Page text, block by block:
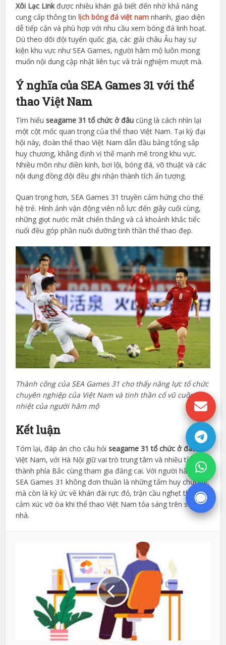
Xôi Lạc Linkđược nhiều khán giả biết đến nhờ khả năng
cung cấp thông tin lịch bóng đá việt nam nhanh, giao diện
dễ tiếp cận và phù hợp với nhu cầu xem bóng đá linh hoạt.
Dù theo dõi đội tuyển quốc gia, các giải châu Âu hay sự
kiện khu vực như SEA Games, người hâm mộ luôn mong
muốn nội dung cập nhật liên tục và trải nghiệm mượt mà.
Ý nghĩa của SEA Games 31 với thể
thao Việt Nam
Tìm hiểuseagame 31 tổ chức ở đâu cũng là cách nhìn lại
một cột mốc quan trọng của thể thao Việt Nam. Tại kỳ đại
hội này, đoàn thể thao Việt Nam dẫn đầu bảng tổng sắp
huy chương, khẳng định vị thế mạnh mẽ trong khu vực.
Nhiều môn như điền kinh, bơi lội, bóng đá, võ thuật và các
nội dung đồng đội đều ghi nhận thành tích ấn tượng.
Quan trọng hơn, SEA Games 31 truyền cảm hứng cho thế
hệ trẻ. Hình ảnh vận động viên nỗ lực đến giây cuối cùng,
những giọt nước mắt chiến thắng và cả khoảnh khắc tiếc
nuối đều góp phần nuôi dưỡng tinh thần thể thao đẹp.
Thành công của SEA Games 31 cho thấy năng lực tổ chức
chuyên nghiệp của Việt Nam và tinh thần cổ vũ cuồng
nhiệt của người hâm mộ
Kết luận
Tóm lại, đáp án cho câu hỏiseagame 31 tổ chức ở đâu
Việt Nam, với Hà Nội giữ vai trò trung tâm và nhiều tỉnh,
thành phía Bắc cùng tham gia đăng cai. Với người hâm mộ,
SEA Games 31 không đơn thuần là những tấm huy chương,
mà còn là ký ức về khán đài rực đỏ, trận cầu nghẹt thở và
cảm xúc vỡ òa khi thể thao Việt Nam tỏa sáng trên sân
nhà.